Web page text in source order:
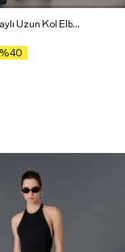
Büzgü Detaylı Uzun Kol Elbise
%40